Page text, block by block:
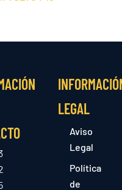
LEGAL
Aviso
Legal
Política
de